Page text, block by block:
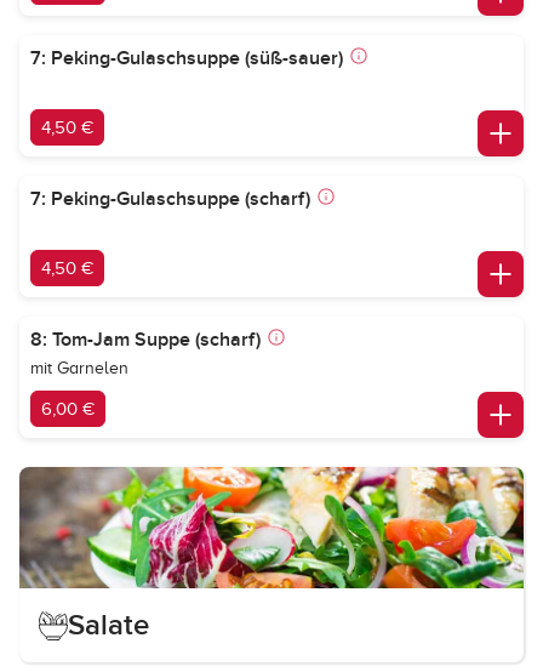
7: Peking-Gulaschsuppe (süß-sauer)
4,50 €
7: Peking-Gulaschsuppe (scharf)
4,50 €
8: Tom-Jam Suppe (scharf)
mit Garnelen
6,00 €
Salate